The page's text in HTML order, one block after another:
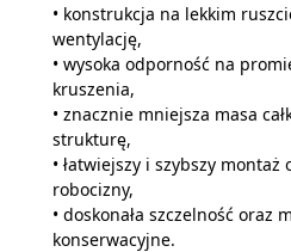
• konstrukcja na lekkim
wentylację,
• wysoka odporność na
kruszenia,
• znacznie mniejsza masa
strukturę,
• łatwiejszy i szybszy montaż
robocizny,
• doskonała szczelność oraz
konserwacyjne.